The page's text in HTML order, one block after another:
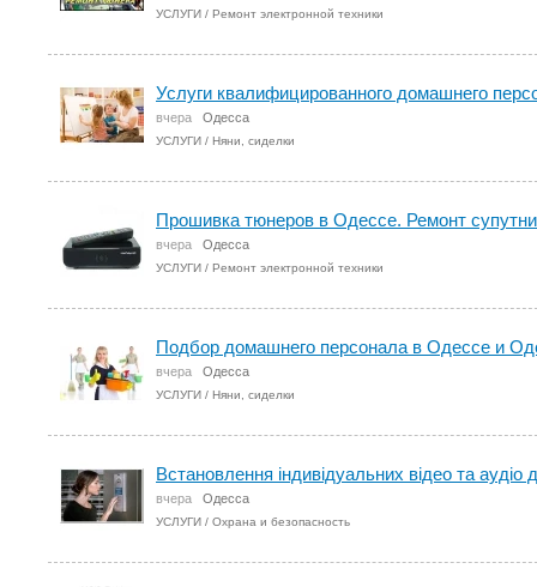
УСЛУГИ / Ремонт электронной техники
Услуги квалифицированного домашнего
вчера Одесса
УСЛУГИ / Няни, сиделки
Прошивка тюнеров в Одессе. Ремонт
вчера Одесса
УСЛУГИ / Ремонт электронной техники
Подбор домашнего персонала в Одессе и
вчера Одесса
УСЛУГИ / Няни, сиделки
Встановлення iндивiдуальних вiдео та аудiо
вчера Одесса
УСЛУГИ / Охрана и безопасность